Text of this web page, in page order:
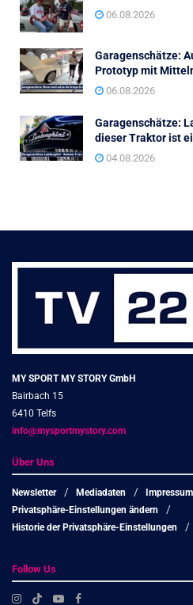
06.08.2026
Garagenschätze:
Prototyp mit
06.08.2026
Garagenschätze:
dieser Traktor ist
04.08.2026
MY SPORT MY STORY GmbH
Bairbach 15
6410 Telfs
info@mysportmystory.com
Über Uns
Newsletter Mediadaten Impressum
Privatsphäre-Einstellungen ändern
Historie der Privatsphäre-Einstellungen
Follow Us